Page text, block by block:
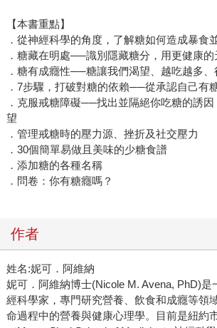
【本書重點】
．從神經科學的角度，了解糖如何造成暴食
．糖藏在明處──識別隱藏糖分，用更健康
．糖有成癮性──糖讓我們渴望、越吃越多
．7步驟，打破對糖的依賴──從承認自己有
．克服戒糖障礙──找出並隔絕你吃糖的誘
望
．管理戒糖時的壓力源、挫折及社交壓力
．30個簡單易做且美味的少糖食譜
．添加糖的各種名稱
．問卷：你有糖癮嗎？
作者
姓名:妮可．阿維納
妮可．阿維納博士(Nicole M. Avena, PhD)是
經科學家，專門研究營養、飲食和成癮等領
命過程中的營養與健康心理學。目前是紐約